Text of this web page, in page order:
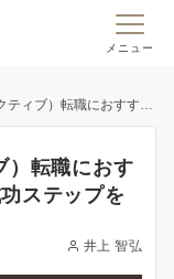
メニュー
エージェント・業界・成功ステップを徹底解説
）転職におす
ステップを
井上 智弘